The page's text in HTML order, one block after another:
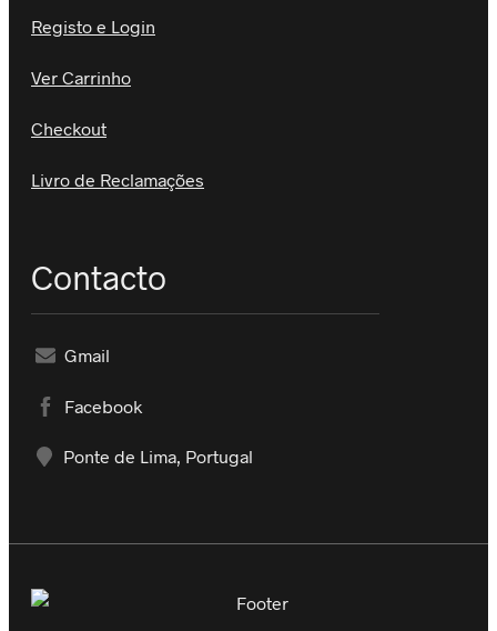
Registo e Login
Ver Carrinho
Checkout
Livro de Reclamações
Contacto
Gmail
Facebook
Ponte de Lima, Portugal